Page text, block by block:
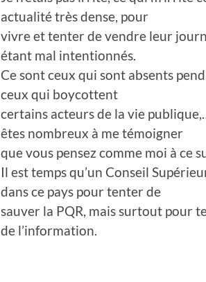
actualité très dense, pour
vivre et tenter de vendre leur
étant mal intentionnés.
Ce sont ceux qui sont absents
ceux qui boycottent
certains acteurs de la vie
êtes nombreux à me témoigner
que vous pensez comme moi à ce
Il est temps qu’un Conseil
dans ce pays pour tenter de
sauver la PQR, mais surtout pour
de l’information.